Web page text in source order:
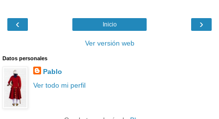
‹ ›
Inicio
Ver versión web
Datos personales
Pablo
Ver todo mi perfil